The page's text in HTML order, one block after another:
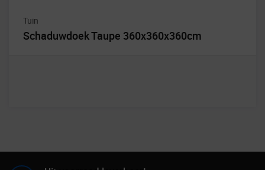
Tuin
Schaduwdoek Taupe 360x360x360cm